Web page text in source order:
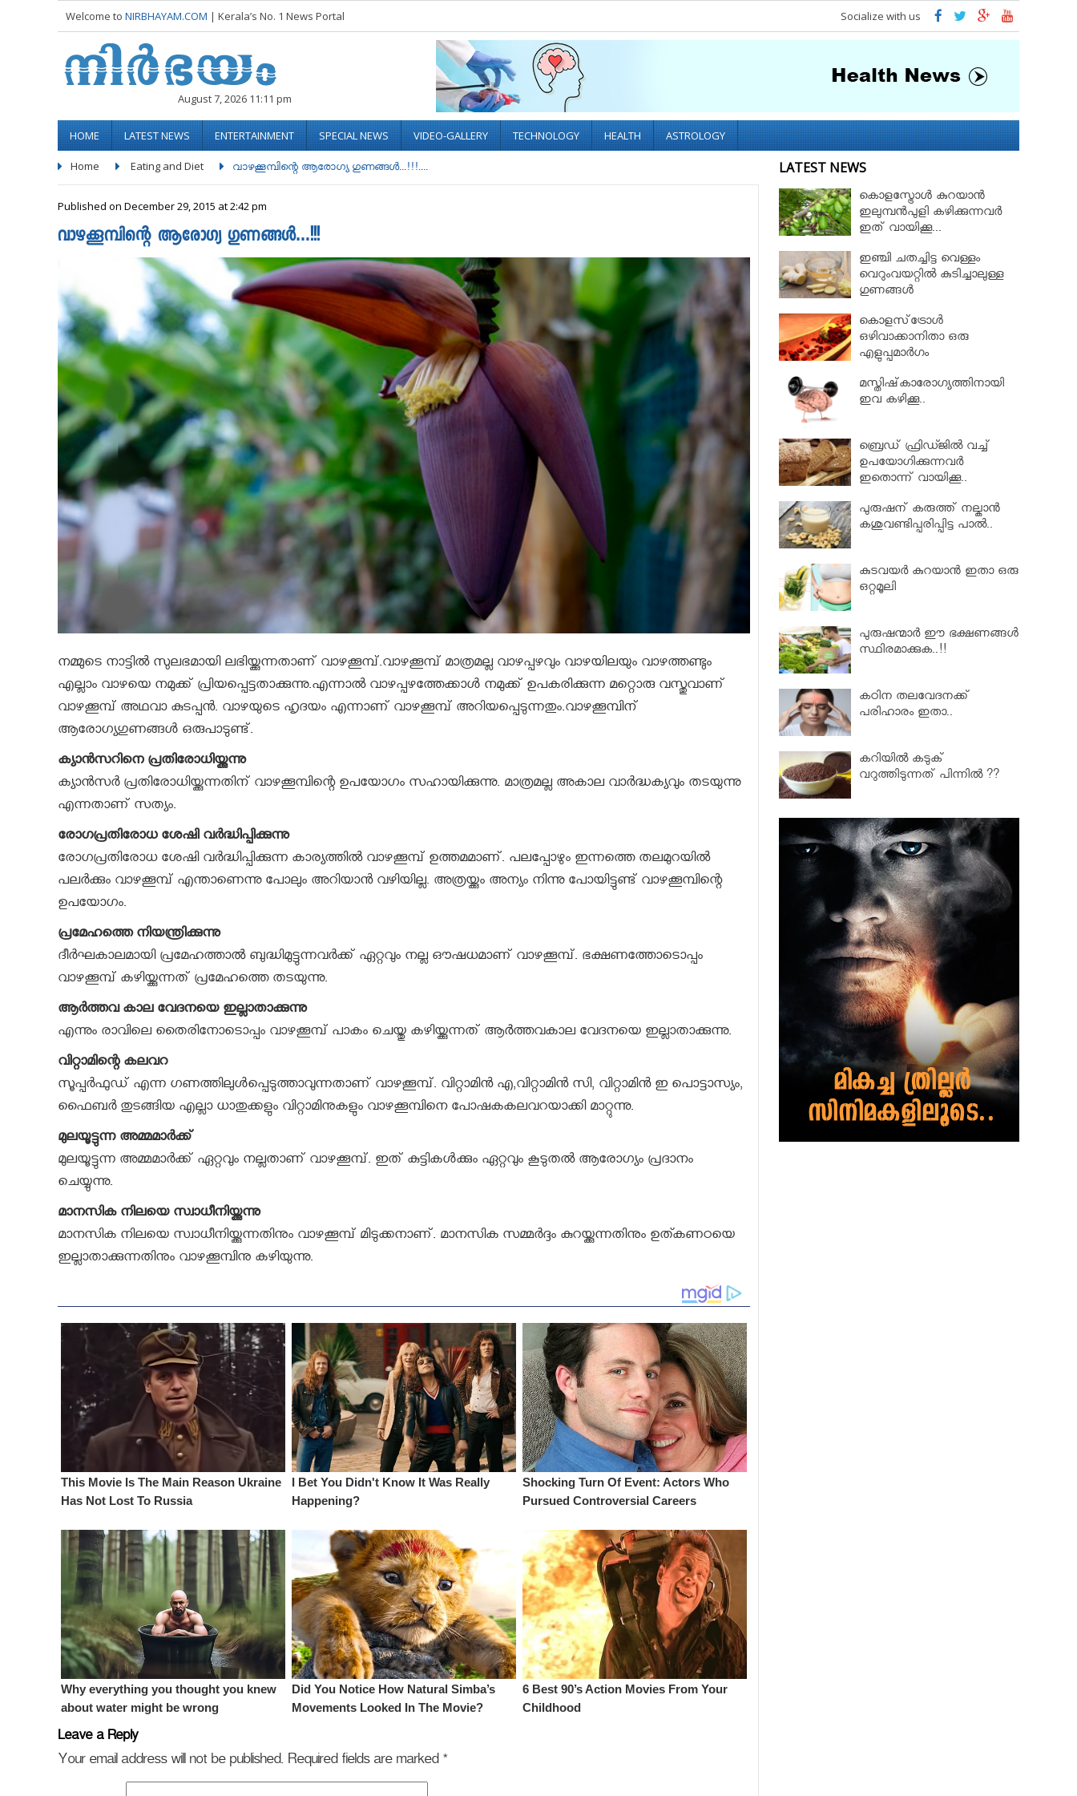
Welcome to NIRBHAYAM.COM | Kerala’s No. 1 News Portal Socialize with us
August 7, 2026 11:11 pm
HOME LATEST NEWS ENTERTAINMENT SPECIAL NEWS VIDEO-GALLERY TECHNOLOGY HEALTH ASTROLOGY
Home Eating and Diet വാഴക്കൂമ്പിന്റെ ആരോഗ്യ ഗുണങ്ങൾ...!!!....
Published on December 29, 2015 at 2:42 pm
വാഴക്കൂമ്പിന്റെ ആരോഗ്യ ഗുണങ്ങൾ…!!!
നമ്മുടെ നാട്ടില്‍ സുലഭമായി ലഭിയ്ക്കുന്നതാണ് വാഴക്കൂമ്പ്.വാഴക്കൂമ്പ് മാത്രമല്ല വാഴപ്പഴവും വാഴയിലയും വാഴത്തണ്ടും
എല്ലാം വാഴയെ നമുക്ക് പ്രിയപ്പെട്ടതാക്കുന്നു.എന്നാല്‍ വാഴപ്പഴത്തേക്കാള്‍ നമുക്ക് ഉപകരിക്കുന്ന മറ്റൊരു വസ്തുവാണ്
വാഴക്കൂമ്പ് അഥവാ കുടപ്പന്‍. വാഴയുടെ ഹൃദയം എന്നാണ് വാഴക്കൂമ്പ് അറിയപ്പെടുന്നതും.വാഴക്കൂമ്പിന്
ആരോഗ്യഗുണങ്ങള്‍ ഒരുപാടുണ്ട്.
ക്യാന്‍സറിനെ പ്രതിരോധിയ്ക്കുന്നു
ക്യാന്‍സര്‍ പ്രതിരോധിയ്ക്കുന്നതിന് വാഴക്കൂമ്പിന്റെ ഉപയോഗം സഹായിക്കുന്നു. മാത്രമല്ല അകാല വാര്‍ദ്ധക്യവും തടയുന്നു
എന്നതാണ് സത്യം.
രോഗപ്രതിരോധ ശേഷി വര്‍ദ്ധിപ്പിക്കുന്നു
രോഗപ്രതിരോധ ശേഷി വര്‍ദ്ധിപ്പിക്കുന്ന കാര്യത്തില്‍ വാഴക്കൂമ്പ് ഉത്തമമാണ്. പലപ്പോഴും ഇന്നത്തെ തലമുറയില്‍
പലര്‍ക്കും വാഴക്കൂമ്പ് എന്താണെന്നു പോലും അറിയാന്‍ വഴിയില്ല. അത്രയ്ക്കും അന്യം നിന്നു പോയിട്ടുണ്ട് വാഴക്കൂമ്പിന്റെ
ഉപയോഗം.
പ്രമേഹത്തെ നിയന്ത്രിക്കുന്നു
ദീര്‍ഘകാലമായി പ്രമേഹത്താൽ ബുദ്ധിമുട്ടുന്നവര്‍ക്ക് ഏറ്റവും നല്ല ഔഷധമാണ് വാഴക്കൂമ്പ്. ഭക്ഷണത്തോടൊപ്പം
വാഴക്കൂമ്പ് കഴിയ്ക്കുന്നത് പ്രമേഹത്തെ തടയുന്നു.
ആര്‍ത്തവ കാല വേദനയെ ഇല്ലാതാക്കുന്നു
എന്നും രാവിലെ തൈരിനോടൊപ്പം വാഴക്കൂമ്പ് പാകം ചെയ്തു കഴിയ്ക്കുന്നത് ആർത്തവകാല വേദനയെ ഇല്ലാതാക്കുന്നു.
വിറ്റാമിന്റെ കലവറ
സൂപ്പര്‍ഫുഡ് എന്ന ഗണത്തിലുള്‍പ്പെടുത്താവുന്നതാണ് വാഴക്കൂമ്പ്. വിറ്റാമിന്‍ എ,വിറ്റാമിന്‍ സി, വിറ്റാമിന്‍ ഇ പൊട്ടാസ്യം,
ഫൈബര്‍ തുടങ്ങിയ എല്ലാ ധാതുക്കളും വിറ്റാമിനുകളും വാഴക്കൂമ്പിനെ പോഷകകലവറയാക്കി മാറ്റുന്നു.
മുലയൂട്ടുന്ന അമ്മമാര്‍ക്ക്
മുലയൂട്ടുന്ന അമ്മമാര്‍ക്ക് ഏറ്റവും നല്ലതാണ് വാഴക്കൂമ്പ്. ഇത് കുട്ടികള്‍ക്കും ഏറ്റവും കൂടുതല്‍ ആരോഗ്യം പ്രദാനം
ചെയ്യുന്നു.
മാനസിക നിലയെ സ്വാധീനിയ്ക്കുന്നു
മാനസിക നിലയെ സ്വാധീനിയ്ക്കുന്നതിനും വാഴക്കൂമ്പ് മിടുക്കനാണ്. മാനസിക സമ്മര്‍ദ്ദം കുറയ്ക്കുന്നതിനും ഉത്കണഠയെ
ഇല്ലാതാക്കുന്നതിനും വാഴക്കൂമ്പിനു കഴിയുന്നു.
Leave a Reply
Your email address will not be published. Required fields are marked *
LATEST NEWS
കൊളസ്ട്രോൾ കുറയാൻ
ഇലുമ്പൻപുളി കഴിക്കുന്നവർ
ഇത് വായിക്കൂ...
ഇഞ്ചി ചതച്ചിട്ട വെള്ളം
വെറുംവയറ്റില്‍ കുടിച്ചാലുള്ള
ഗുണങ്ങൾ
കൊളസ്‌ട്രോള്‍
ഒഴിവാക്കാനിതാ ഒരു
എളുപ്പമാർഗം
മസ്തിഷ്‌കാരോഗ്യത്തിനായി
ഇവ കഴിക്കൂ..
ബ്രെഡ് ഫ്രിഡ്ജില്‍ വച്ച്
ഉപയോഗിക്കുന്നവർ
ഇതൊന്ന് വായിക്കൂ..
പുരുഷന് കരുത്ത് നല്കാൻ
കശുവണ്ടിപ്പരിപ്പിട്ട പാല്‍..
കുടവയർ കുറയാൻ ഇതാ ഒരു
ഒറ്റമൂലി
പുരുഷന്മാർ ഈ ഭക്ഷണങ്ങള്‍
സ്ഥിരമാക്കുക..!!
കഠിന തലവേദനക്ക്
പരിഹാരം ഇതാ..
കറിയിൽ കടുക്
വറുത്തിടുന്നത് പിന്നിൽ ??